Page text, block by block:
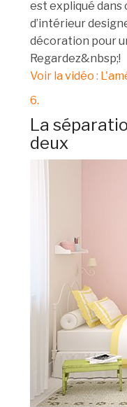
est expliqué
d’intérieur
décoration pour
Regardez&nbsp;!
Voir la vidéo :
6.
La
deux